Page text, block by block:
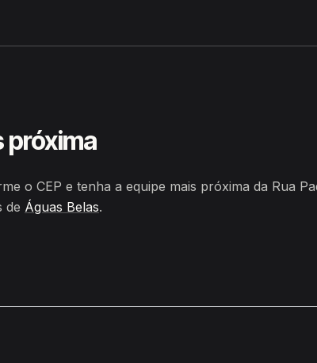
próxima
o CEP e tenha a equipe mais próxima da Rua
de Águas Belas.